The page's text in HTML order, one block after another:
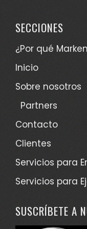
SECCIONES
¿Por qué
Inicio
Sobre nosotros
Partners
Contacto
Clientes
Servicios para
Servicios para
SUSCRÍBETE A